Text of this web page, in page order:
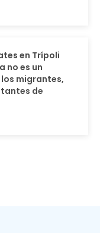
en Trípoli
no es un
migrantes,
de